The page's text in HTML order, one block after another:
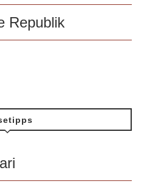
Republik